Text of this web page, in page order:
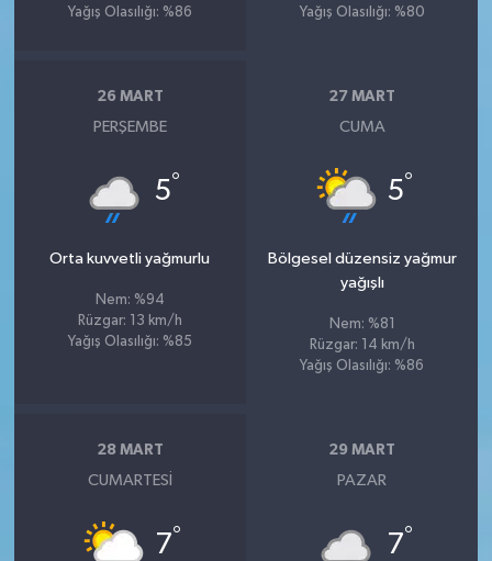
Yağış Olasılığı: %86
Yağış Olasılığı: %80
26 MART
PERŞEMBE
5°
Orta kuvvetli yağmurlu
Nem: %94
Rüzgar: 13 km/h
Yağış Olasılığı: %85
27 MART
CUMA
5°
Bölgesel düzensiz yağmur
yağışlı
Nem: %81
Rüzgar: 14 km/h
Yağış Olasılığı: %86
28 MART
CUMARTESI
7°
29 MART
PAZAR
7°